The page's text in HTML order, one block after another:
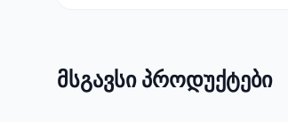
მსგავსი პროდუქტები